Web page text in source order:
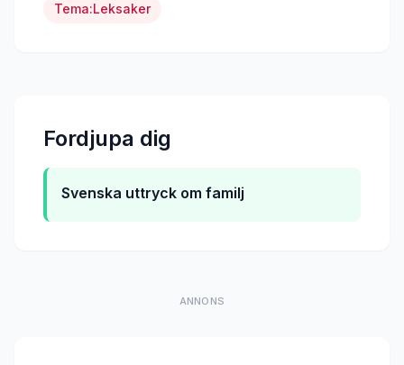
Tema:Leksaker
Fordjupa dig
Svenska uttryck om familj
ANNONS